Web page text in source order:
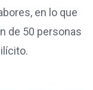
en lo que
de 50 personas